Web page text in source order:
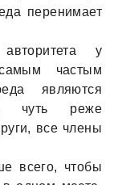
перенимает
у
частым
являются
чуть реже
все члены
всего, чтобы